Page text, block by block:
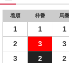
着順 枠番 馬番
1 1 1
2
3 3
3
2 2